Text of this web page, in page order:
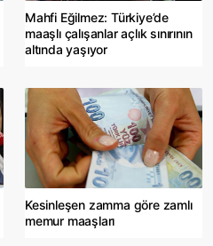
Mahfi Eğilmez: Türkiye’de
maaşlı çalışanlar açlık sınırının
altında yaşıyor
Kesinleşen zamma göre zamlı
memur maaşları